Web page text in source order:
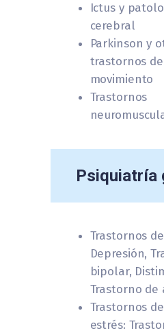
Ictus y
cerebral
Parkinson y
trastornos
movimiento
Trastornos
Psiquiatría
Trastornos
Depresión,
bipolar,
Trastorno de
Trastornos
estrés: